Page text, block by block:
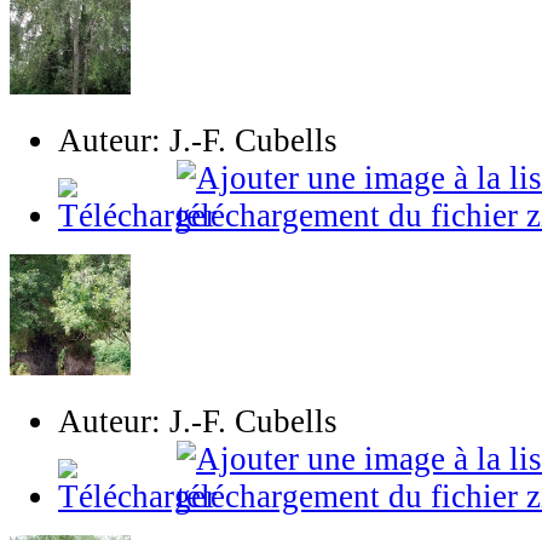
Auteur: J.-F. Cubells
Auteur: J.-F. Cubells